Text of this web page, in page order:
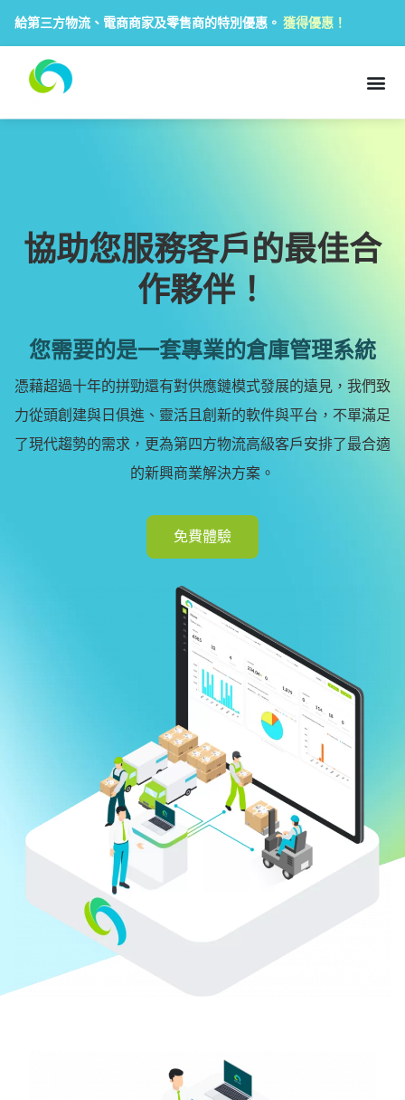
給第三方物流、電商商家及零售商的特別優惠。 獲得優惠！
協助您服務客戶的最佳合
作夥伴！
您需要的是一套專業的倉庫管理系統
憑藉超過十年的拼勁還有對供應鏈模式發展的遠見，我們致
力從頭創建與日俱進、靈活且創新的軟件與平台，不單滿足
了現代趨勢的需求，更為第四方物流高級客戶安排了最合適
的新興商業解決方案。
免費體驗